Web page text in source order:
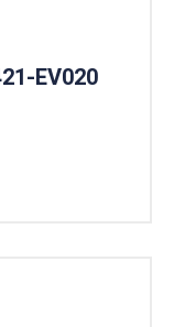
EV020